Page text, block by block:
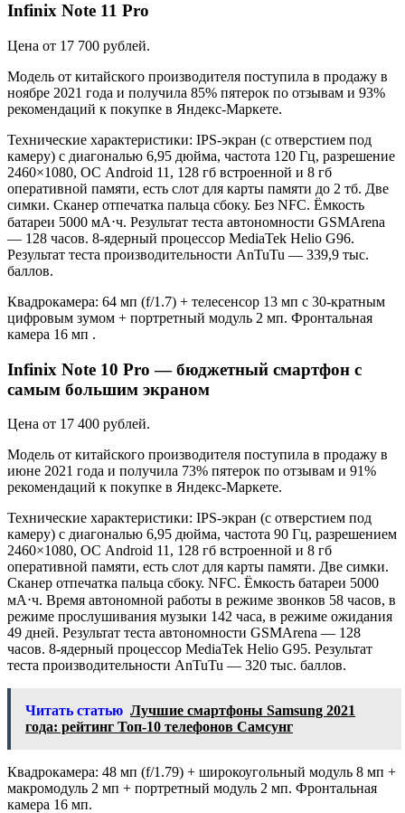
Infinix Note 11 Pro
Цена от 17 700 рублей.
Модель от китайского производителя поступила в продажу в
ноябре 2021 года и получила 85% пятерок по отзывам и 93%
рекомендаций к покупке в Яндекс-Маркете.
Технические характеристики: IPS-экран (с отверстием под
камеру) с диагональю 6,95 дюйма, частота 120 Гц, разрешение
2460×1080, ОС Android 11, 128 гб встроенной и 8 гб
оперативной памяти, есть слот для карты памяти до 2 тб. Две
симки. Сканер отпечатка пальца сбоку. Без NFC. Ёмкость
батареи 5000 мА⋅ч. Результат теста автономности GSMArena
— 128 часов. 8-ядерный процессор MediaTek Helio G96.
Результат теста производительности AnTuTu — 339,9 тыс.
баллов.
Квадрокамера: 64 мп (f/1.7) + телесенсор 13 мп с 30-кратным
цифровым зумом + портретный модуль 2 мп. Фронтальная
камера 16 мп .
Infinix Note 10 Pro — бюджетный смартфон с
самым большим экраном
Цена от 17 400 рублей.
Модель от китайского производителя поступила в продажу в
июне 2021 года и получила 73% пятерок по отзывам и 91%
рекомендаций к покупке в Яндекс-Маркете.
Технические характеристики: IPS-экран (с отверстием под
камеру) с диагональю 6,95 дюйма, частота 90 Гц, разрешением
2460×1080, ОС Android 11, 128 гб встроенной и 8 гб
оперативной памяти, есть слот для карты памяти. Две симки.
Сканер отпечатка пальца сбоку. NFC. Ёмкость батареи 5000
мА⋅ч. Время автономной работы в режиме звонков 58 часов, в
режиме прослушивания музыки 142 часа, в режиме ожидания
49 дней. Результат теста автономности GSMArena — 128
часов. 8-ядерный процессор MediaTek Helio G95. Результат
теста производительности AnTuTu — 320 тыс. баллов.
Читать статью Лучшие смартфоны Samsung 2021
года: рейтинг Топ-10 телефонов Самсунг
Квадрокамера: 48 мп (f/1.79) + широкоугольный модуль 8 мп +
макромодуль 2 мп + портретный модуль 2 мп. Фронтальная
камера 16 мп.